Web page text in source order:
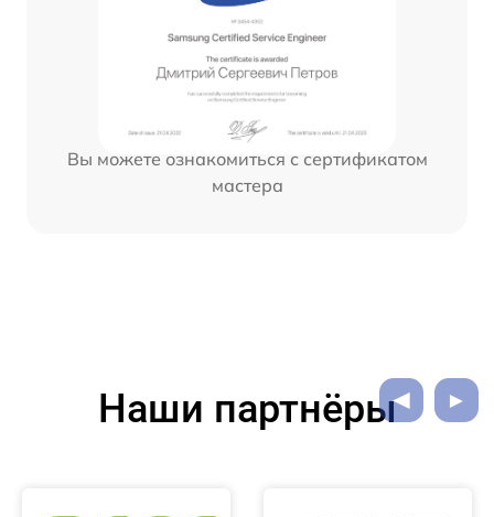
Вы можете ознакомиться с сертификатом
мастера
Наши партнёры